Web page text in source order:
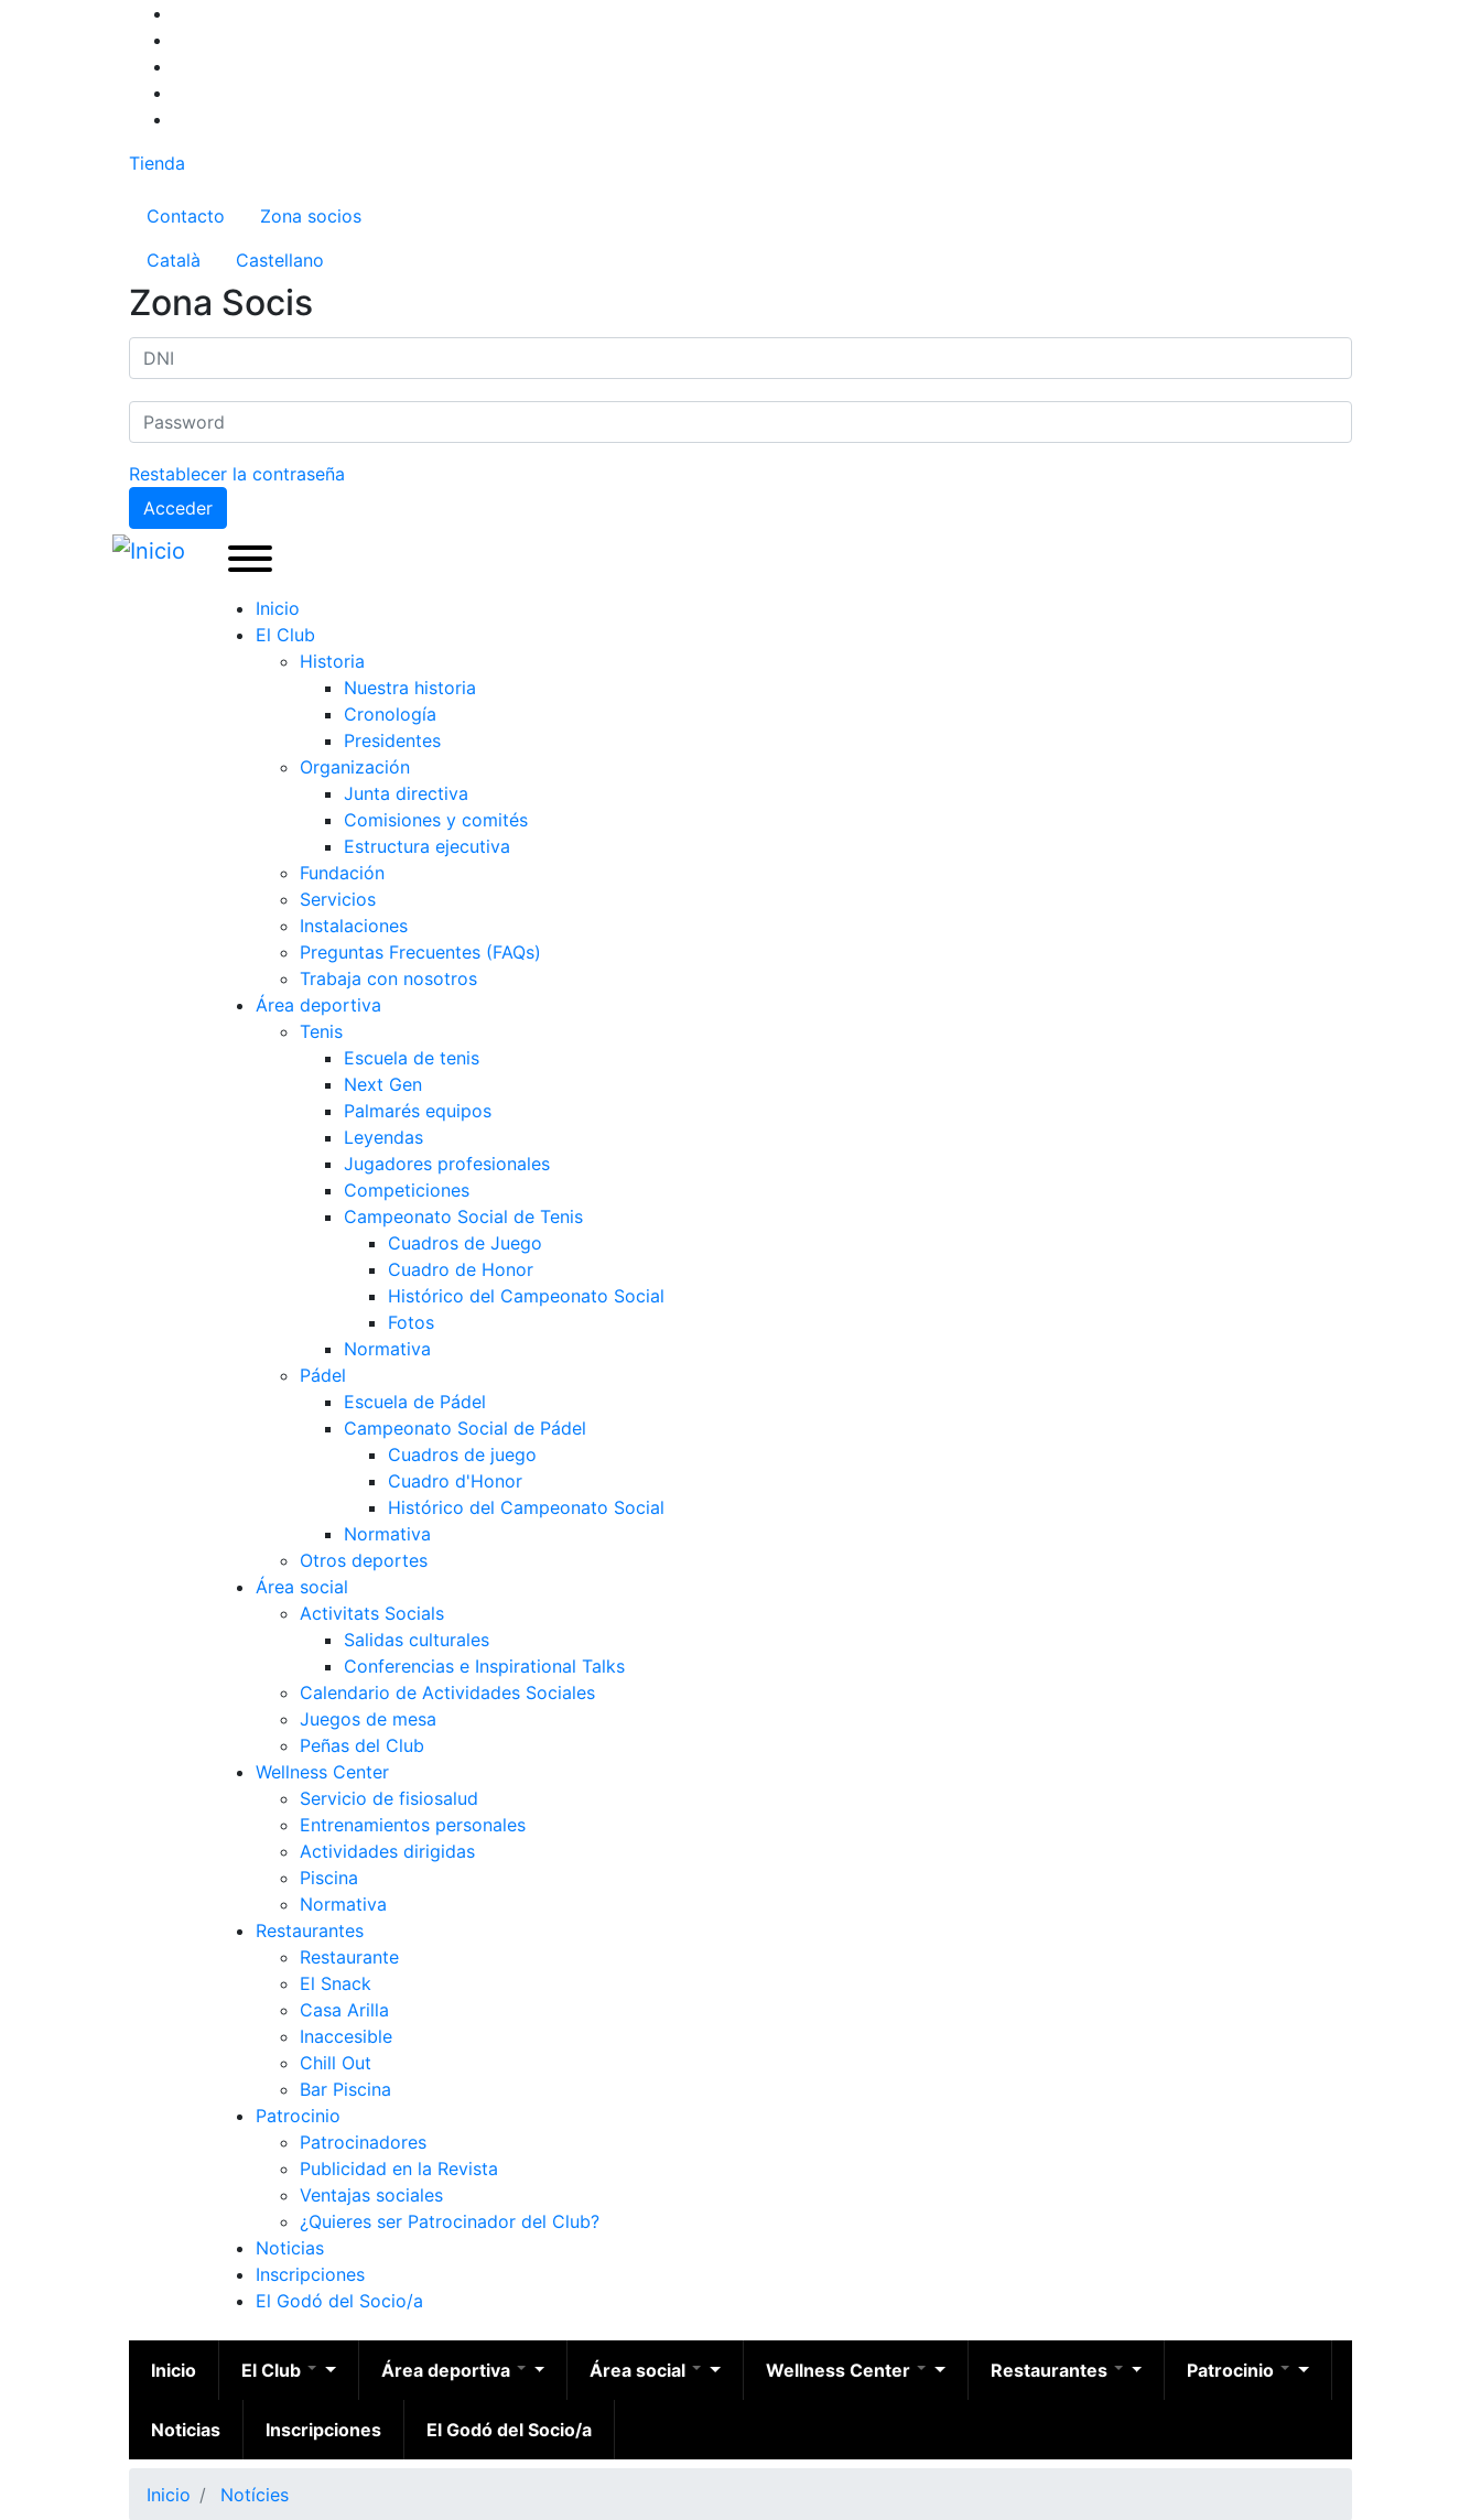
Tienda
Menú del compte d'usuari
Contacto
Zona socios
Català
Castellano
Zona Socis
Restablecer la contraseña
Acceder
Inicio
El Club
Historia
Nuestra historia
Cronología
Presidentes
Organización
Junta directiva
Comisiones y comités
Estructura ejecutiva
Fundación
Servicios
Instalaciones
Preguntas Frecuentes (FAQs)
Trabaja con nosotros
Área deportiva
Tenis
Escuela de tenis
Next Gen
Palmarés equipos
Leyendas
Jugadores profesionales
Competiciones
Campeonato Social de Tenis
Cuadros de Juego
Cuadro de Honor
Histórico del Campeonato Social
Fotos
Normativa
Pádel
Escuela de Pádel
Campeonato Social de Pádel
Cuadros de juego
Cuadro d'Honor
Histórico del Campeonato Social
Normativa
Otros deportes
Área social
Activitats Socials
Salidas culturales
Conferencias e Inspirational Talks
Calendario de Actividades Sociales
Juegos de mesa
Peñas del Club
Wellness Center
Servicio de fisiosalud
Entrenamientos personales
Actividades dirigidas
Piscina
Normativa
Restaurantes
Restaurante
El Snack
Casa Arilla
Inaccesible
Chill Out
Bar Piscina
Patrocinio
Patrocinadores
Publicidad en la Revista
Ventajas sociales
¿Quieres ser Patrocinador del Club?
Noticias
Inscripciones
El Godó del Socio/a
Inicio El Club Área deportiva Área social Wellness Center Restaurantes Patrocinio
Noticias Inscripciones El Godó del Socio/a
Inicio Notícies